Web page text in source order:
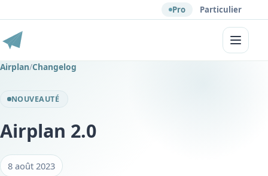
Pro Particulier
Menu
Airplan/Changelog
NOUVEAUTÉ
Airplan 2.0
8 août 2023